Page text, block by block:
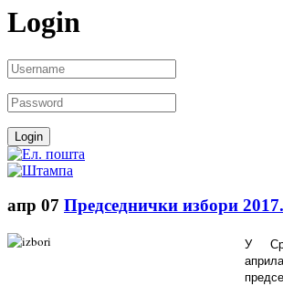
Login
апр 07 Председнички избори 2017.
У